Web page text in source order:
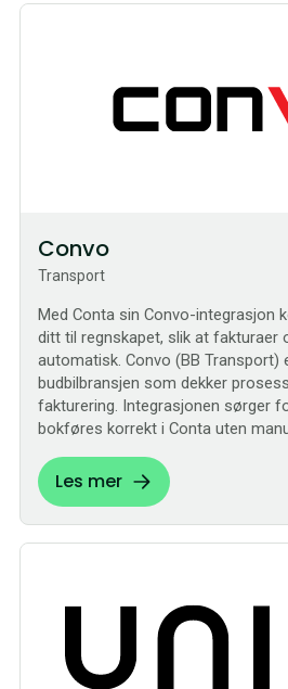
Convo
Transport
Med Conta sin Convo-integrasjon
ditt til regnskapet, slik at fakturaer
automatisk. Convo (BB
budbilbransjen som dekker
fakturering. Integrasjonen sørger
bokføres korrekt i Conta uten
Les mer